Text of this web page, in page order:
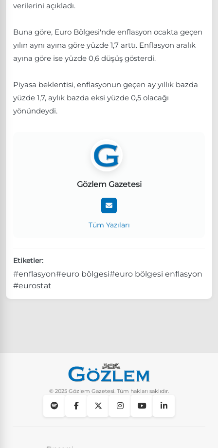
verilerini açıkladı.
Buna göre, Euro Bölgesi'nde enflasyon ocakta geçen
yılın aynı ayına göre yüzde 1,7 arttı. Enflasyon aralık
ayına göre ise yüzde 0,6 düşüş gösterdi.
Piyasa beklentisi, enflasyonun geçen ay yıllık bazda
yüzde 1,7, aylık bazda eksi yüzde 0,5 olacağı
yönündeydi.
Gözlem Gazetesi
Tüm Yazıları
Etiketler:
#enflasyon#euro bölgesi#euro bölgesi enflasyon
#eurostat
© 2025 Gözlem Gazetesi. Tüm hakları saklıdır.